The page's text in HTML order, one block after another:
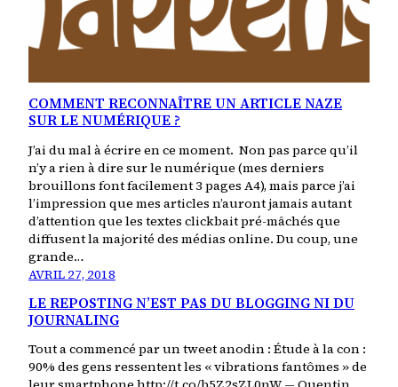
COMMENT RECONNAÎTRE UN ARTICLE NAZE
SUR LE NUMÉRIQUE ?
J’ai du mal à écrire en ce moment. Non pas parce qu’il
n’y a rien à dire sur le numérique (mes derniers
brouillons font facilement 3 pages A4), mais parce j’ai
l’impression que mes articles n’auront jamais autant
d’attention que les textes clickbait pré-mâchés que
diffusent la majorité des médias online. Du coup, une
grande…
AVRIL 27, 2018
LE REPOSTING N’EST PAS DU BLOGGING NI DU
JOURNALING
Tout a commencé par un tweet anodin : Étude à la con :
90% des gens ressentent les « vibrations fantômes » de